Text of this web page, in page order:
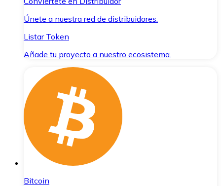
Únete a nuestra red de distribuidores.
Listar Token
Añade tu proyecto a nuestro ecosistema.
Bitcoin